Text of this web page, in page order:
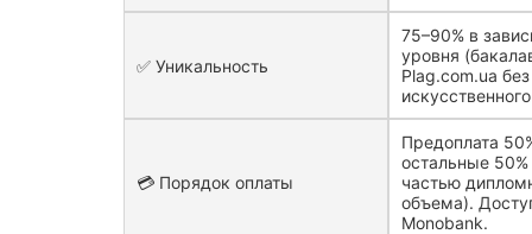
✅ Уникальность
75–90% в
уровня
Plag.com.ua
💳 Порядок оплаты
Предоплата
остальные
частью
объема).
Monobank.